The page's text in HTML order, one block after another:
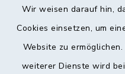
Wir weisen darauf hin,
Cookies einsetzen, um
Website zu
weiterer Dienste wird